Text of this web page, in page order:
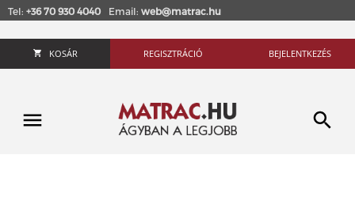
Tel: +36 70 930 4040 Email: web@matrac.hu
KOSÁR REGISZTRÁCIÓ BEJELENTKEZÉS